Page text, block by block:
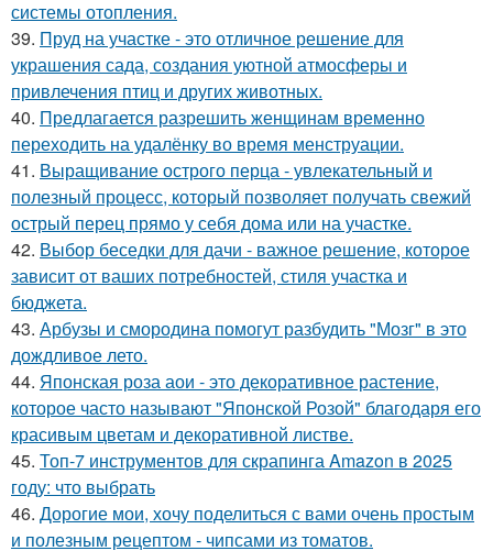
системы отопления.
39. Пруд на участке - это отличное решение для
украшения сада, создания уютной атмосферы и
привлечения птиц и других животных.
40. Предлагается разрешить женщинам временно
переходить на удалёнку во время менструации.
41. Выращивание острого перца - увлекательный и
полезный процесс, который позволяет получать свежий
острый перец прямо у себя дома или на участке.
42. Выбор беседки для дачи - важное решение, которое
зависит от ваших потребностей, стиля участка и
бюджета.
43. Арбузы и смородина помогут разбудить "Мозг" в это
дождливое лето.
44. Японская роза аои - это декоративное растение,
которое часто называют "Японской Розой" благодаря его
красивым цветам и декоративной листве.
45. Топ-7 инструментов для скрапинга Amazon в 2025
году: что выбрать
46. Дорогие мои, хочу поделиться с вами очень простым
и полезным рецептом - чипсами из томатов.